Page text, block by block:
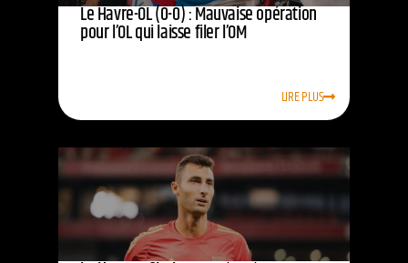
Le Havre-OL (0-0) : Mauvaise opération
pour l’OL qui laisse filer l’OM
LIRE PLUS